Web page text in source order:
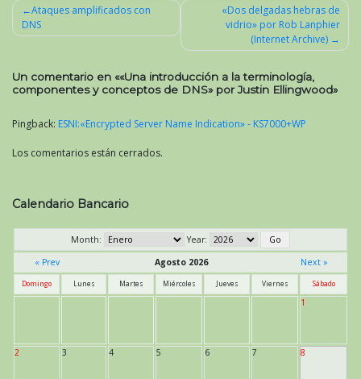
Navegación
entradas
Ataques amplificados con
DNS
«Dos delgadas hebras de
vidrio» por Rob Lanphier
(Internet Archive)
Un comentario en ««Una introducción a la terminología,
componentes y conceptos de DNS» por Justin Ellingwood»
Pingback: ESNI:«Encrypted Server Name Indication» - KS7000+WP
Los comentarios están cerrados.
Calendario Bancario
Month:
Year:
« Prev
Agosto 2026 Next »
Domingo Lunes Martes Miércoles Jueves Viernes Sábado
1
2 3 4 5 6 7 8